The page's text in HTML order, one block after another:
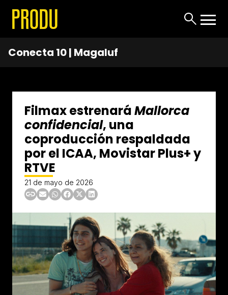
Conecta 10 | Magaluf
Filmax estrenaráMallorca
confidencial, una
coproducción respaldada
por el ICAA, Movistar Plus+ y
RTVE
21 de mayo de 2026